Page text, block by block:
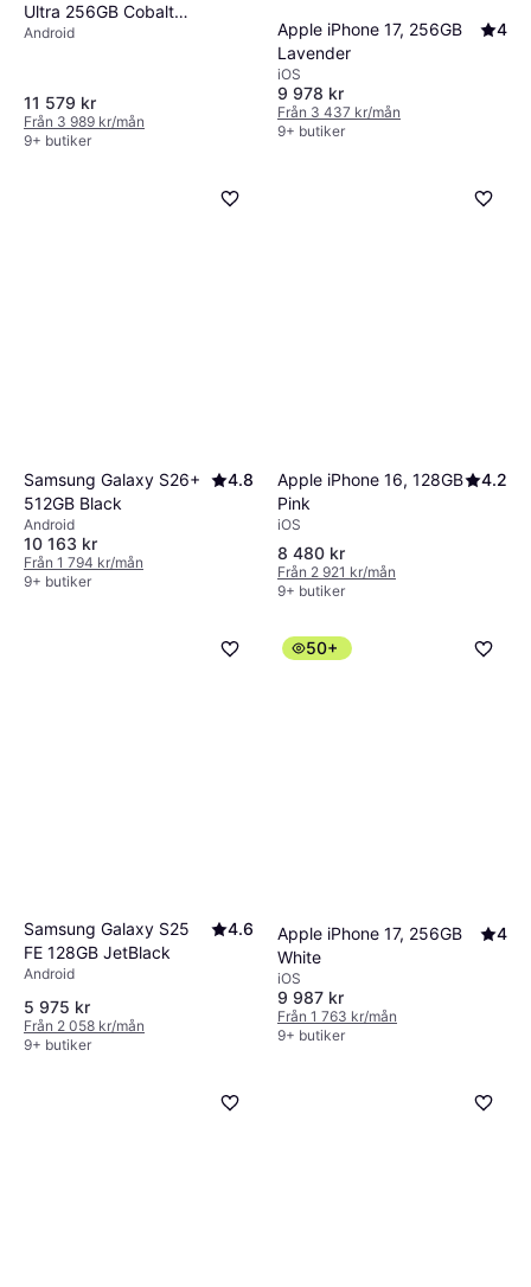
Ultra 256GB Cobalt
Violet
Android
11 579 kr
Från 3 989 kr/mån
9+ butiker
Apple iPhone 17, 256GB
Lavender
4
iOS
9 978 kr
Från 3 437 kr/mån
9+ butiker
Samsung Galaxy S26+
512GB Black
4.8
Android
10 163 kr
Från 1 794 kr/mån
9+ butiker
Apple iPhone 16, 128GB
Pink
4.2
iOS
8 480 kr
Från 2 921 kr/mån
9+ butiker
Samsung Galaxy S25
FE 128GB JetBlack
4.6
Android
5 975 kr
Från 2 058 kr/mån
9+ butiker
50+
Apple iPhone 17, 256GB
White
4
iOS
9 987 kr
Från 1 763 kr/mån
9+ butiker